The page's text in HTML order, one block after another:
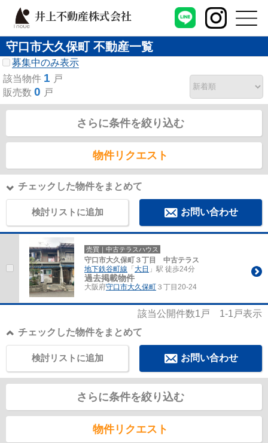
井上不動産株式会社
守口市大久保町 不動産一覧
募集中のみ表示
該当物件 1 戸
販売数 0 戸
さらに条件を絞り込む
物件リクエスト
チェックした物件をまとめて
検討リストに追加 お問い合わせ
売買｜中古テラスハウス
守口市大久保町３丁目 中古テラス
地下鉄谷町線 「大日 」駅 徒歩24分
過去掲載物件
大阪府守口市大久保町 ３丁目20-24
該当公開件数1 戸 1-1 戸表示
チェックした物件をまとめて
お問い合わせ
検討リストに追加
さらに条件を絞り込む
物件リクエスト